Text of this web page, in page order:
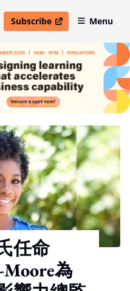
Subscribe
open in new windowMenu
任命
為